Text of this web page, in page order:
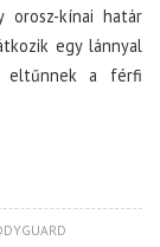
orosz-kínai határ
egy lánnyal
eltűnnek a férfi